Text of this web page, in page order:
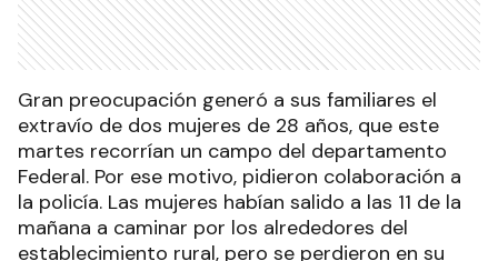
Gran preocupación generó a sus familiares el
extravío de dos mujeres de 28 años, que este
martes recorrían un campo del departamento
Federal. Por ese motivo, pidieron colaboración a
la policía. Las mujeres habían salido a las 11 de la
mañana a caminar por los alrededores del
establecimiento rural, pero se perdieron en su